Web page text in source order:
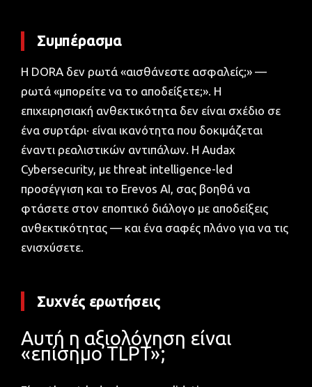
Συμπέρασμα
Η DORA δεν ρωτά «αισθάνεστε ασφαλείς;» —
ρωτά «μπορείτε να το αποδείξετε;». Η
επιχειρησιακή ανθεκτικότητα δεν είναι σχέδιο σε
ένα συρτάρι· είναι ικανότητα που δοκιμάζεται
έναντι ρεαλιστικών αντιπάλων. Η Audax
Cybersecurity, με threat intelligence-led
προσέγγιση και το Erevos AI, σας βοηθά να
φτάσετε στον εποπτικό διάλογο με αποδείξεις
ανθεκτικότητας — και ένα σαφές πλάνο για να τις
ενισχύσετε.
Συχνές ερωτήσεις
Αυτή η αξιολόγηση είναι
«επίσημο TLPT»;